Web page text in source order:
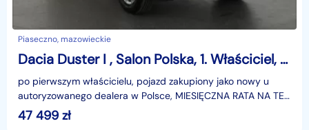
Piaseczno, mazowieckie
Dacia Duster I , Salon Polska, 1. Właściciel, Serwis ASO, Navi, Klimatronic,
po pierwszym właścicielu, pojazd zakupiony jako nowy u
autoryzowanego dealera w Polsce, MIESIĘCZNA RATA NA TEN
SAMOCHÓD JUŻ OD 283 PLN*Podana w ogłoszeniu loka
47 499 zł